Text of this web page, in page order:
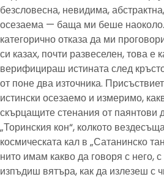
безсловесна, невидима,
осезаема — баща ми беше
категорично отказа да ми
си казах, почти развеселен, това е
верифицираш истината след
от поне два източника.
истински осезаемо и измеримо,
скърцащите стенания от паянтови
„Торинския кон“, колкото
космическата кал в „Сатанинско
нито имам какво да говоря с него,
изпъдиш вятъра, как да излезеш с